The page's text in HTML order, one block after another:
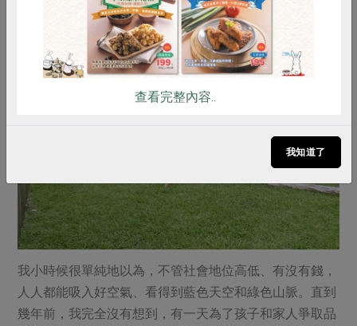
都在室內，但還是會如此。
我小時候很單純地以為，不管社會地位高低、有沒有錢，
人人都能吸入好空氣、看得到藍色天空和綠色山脈。直到
幾年前，我完全沒有想到，有一天為了孩子和家人爭取品
查看完整內容..
我知道了